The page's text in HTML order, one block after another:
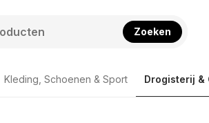
Zoeken
Kleding, Schoenen & Sport Drogisterij &